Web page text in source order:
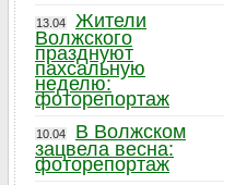
13.04
Жители
Волжского
празднуют
пахсальную
неделю:
фоторепортаж
10.04
В Волжском
зацвела весна:
фоторепортаж